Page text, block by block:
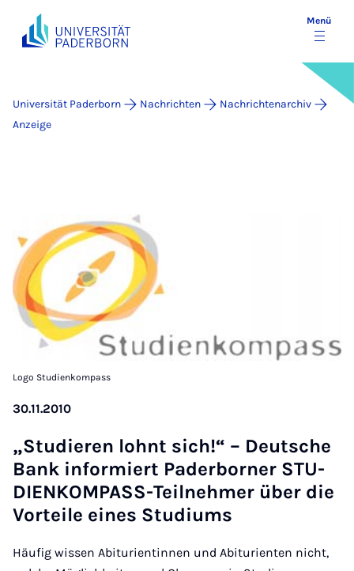
Menü
Universität Paderborn Nachrichten
Nachrichtenarchiv
Anzeige
Logo Studienkompass
30.11.2010
„Stu­die­ren lohnt sich!“ – Deut­sche
Bank in­for­miert Pa­der­bor­ner STU­
DIEN­KOM­PASS-Teil­neh­mer über die
Vor­tei­le ei­nes Stu­di­ums
Häufig wissen Abiturientinnen und Abiturienten nicht,